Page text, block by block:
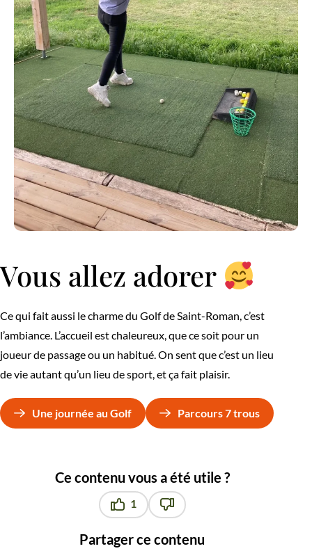
Vous allez adorer
Ce qui fait aussi le charme du Golf de Saint-Roman, c’est
l’ambiance. L’accueil est chaleureux, que ce soit pour un
joueur de passage ou un habitué. On sent que c’est un lieu
de vie autant qu’un lieu de sport, et ça fait plaisir.
Une journée au Golf Parcours 7 trous
Ce contenu vous a été utile ?
1
Partager ce contenu